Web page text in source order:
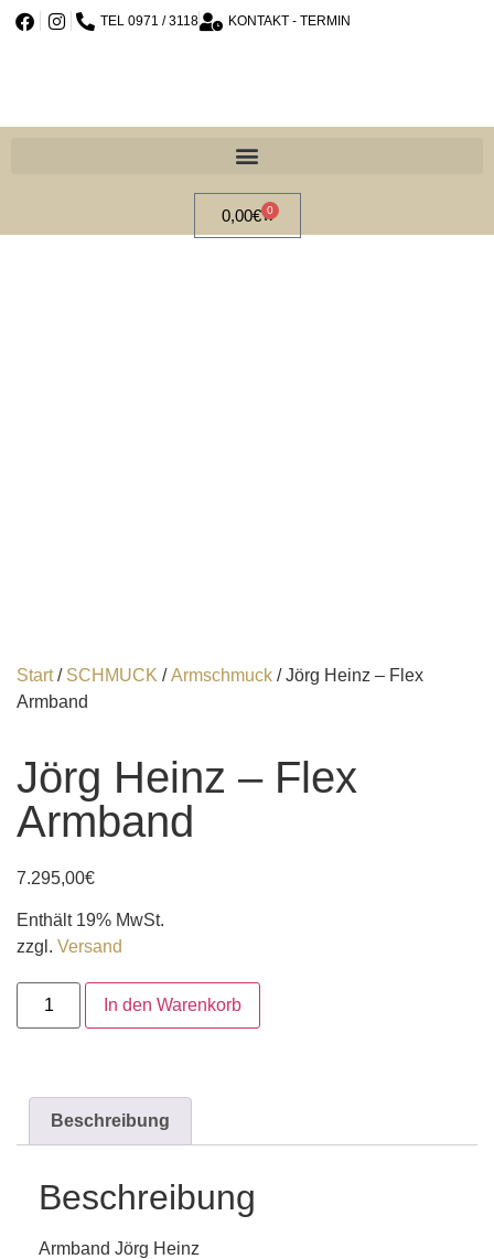
TEL 0971 / 3118 KONTAKT - TERMIN
0,00€ 0
Start/ SCHMUCK /Armschmuck / Jörg Heinz – Flex
Armband
Jörg Heinz – Flex
Armband
7.295,00€
Enthält 19% MwSt.
zzgl. Versand
In den Warenkorb
Beschreibung
Beschreibung
Armband Jörg Heinz